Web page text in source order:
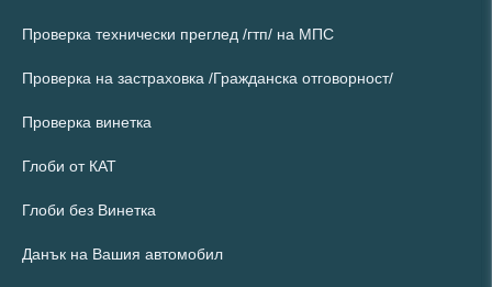
Проверка технически преглед /гтп/ на МПС
Проверка на застраховка /Гражданска отговорност/
Проверка винетка
Глоби от КАТ
Глоби без Винетка
Данък на Вашия автомобил